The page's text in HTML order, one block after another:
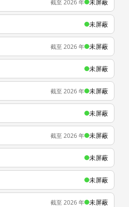
截至 2026 年 未屏蔽
未屏蔽
截至 2026 年 未屏蔽
未屏蔽
截至 2026 年 未屏蔽
未屏蔽
截至 2026 年 未屏蔽
未屏蔽
未屏蔽
截至 2026 年 未屏蔽